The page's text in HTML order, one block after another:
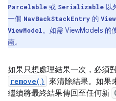
Parcelable 或 Serializable 以
一個 NavBackStackEntry 的
ViewModel。如需 ViewModels 的
南。
如果只想處理結果一次，必須
remove() 來清除結果。如果
繼續將最終結果傳回至任何新